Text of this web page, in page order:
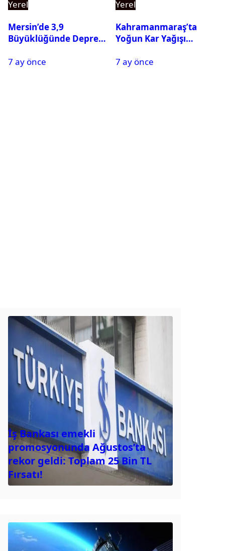
Yerel
Mersin’de 3,9
Büyüklüğünde Deprem
7 ay önce
Yerel
Kahramanmaraş’ta
Yoğun Kar Yağışı
Tatil
7 ay önce
İş Bankası emekli
promosyonunda Ağustos’ta
rekor geldi: Toplam 25 Bin TL
Fırsatı!